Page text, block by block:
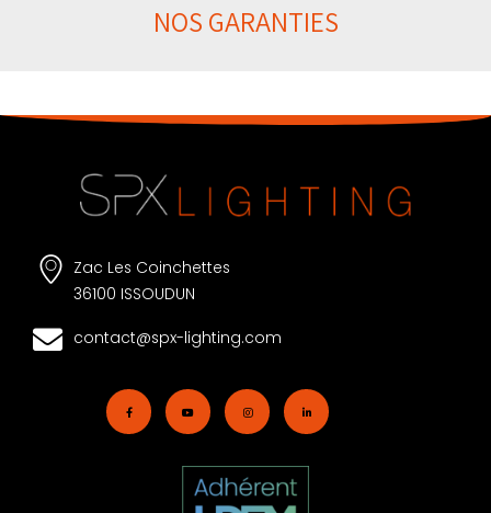
NOS GARANTIES
Zac Les Coinchettes
36100 ISSOUDUN
contact@spx-lighting.com